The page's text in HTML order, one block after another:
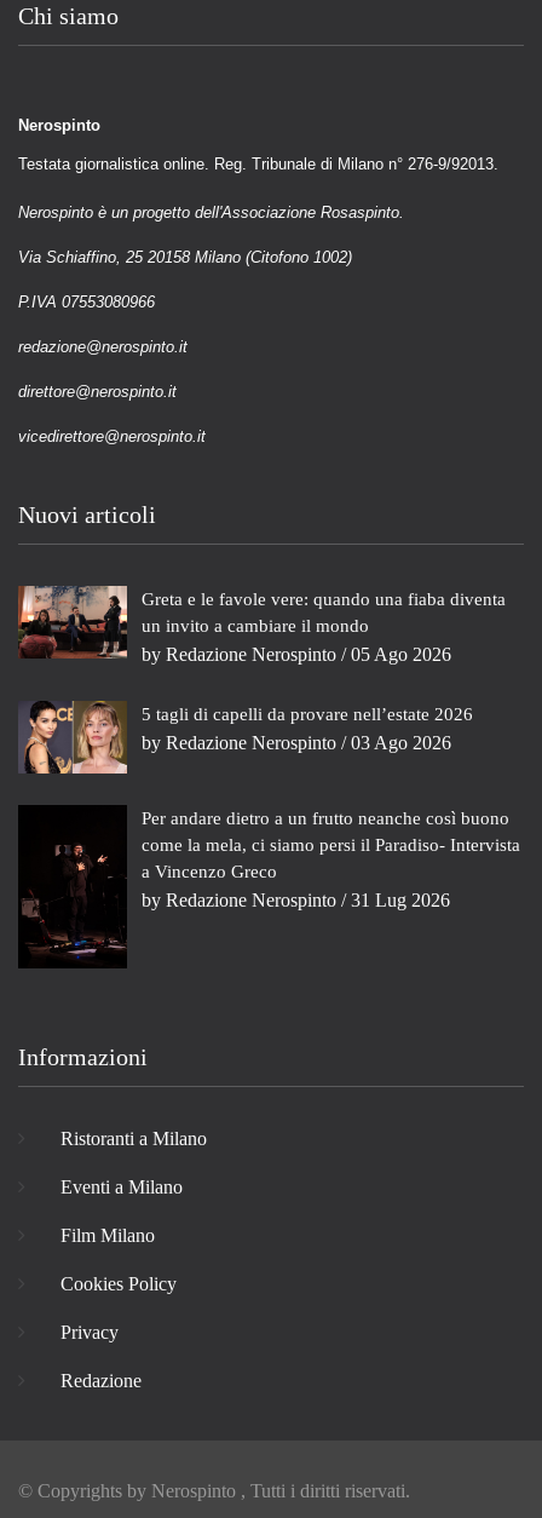
Chi siamo
Nerospinto
Testata giornalistica online. Reg. Tribunale di Milano n° 276-9/92013.
Nerospinto è un progetto dell'Associazione Rosaspinto.
Via Schiaffino, 25 20158 Milano (Citofono 1002)
P.IVA 07553080966
redazione@nerospinto.it
direttore@nerospinto.it
vicedirettore@nerospinto.it
Nuovi articoli
Greta e le favole vere: quando una fiaba diventa
un invito a cambiare il mondo
by Redazione Nerospinto / 05 Ago 2026
5 tagli di capelli da provare nell’estate 2026
by Redazione Nerospinto / 03 Ago 2026
Per andare dietro a un frutto neanche così buono
come la mela, ci siamo persi il Paradiso- Intervista
a Vincenzo Greco
by Redazione Nerospinto / 31 Lug 2026
Informazioni
Ristoranti a Milano
Eventi a Milano
Film Milano
Cookies Policy
Privacy
Redazione
© Copyrights by Nerospinto , Tutti i diritti riservati.